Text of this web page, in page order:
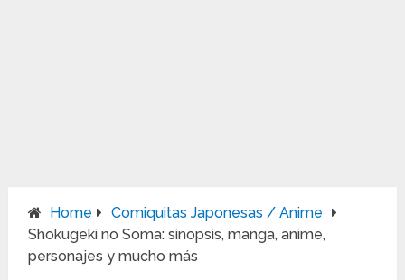
Home
Comiquitas Japonesas / Anime
Shokugeki no Soma: sinopsis, manga, anime,
personajes y mucho más